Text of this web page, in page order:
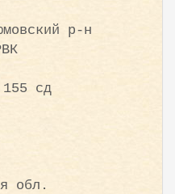
р-н
сд
обл.